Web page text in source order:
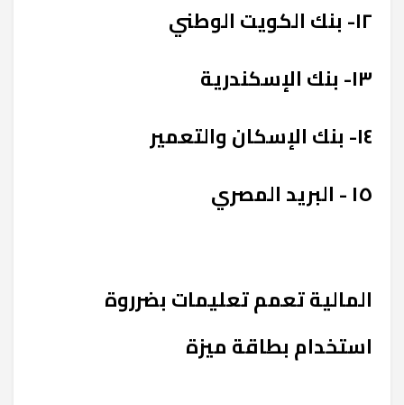
١٢- بنك الكويت الوطني
١٣- بنك الإسكندرية
١٤- بنك الإسكان والتعمير
١٥ - البريد المصري
المالية تعمم تعليمات بضرروة
استخدام بطاقة ميزة